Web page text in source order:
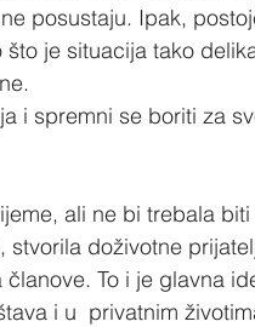
posustaju. Ipak,
je situacija tako
i spremni se boriti za
ali ne bi trebala
doživotne
To i je glavna
i u  privatnim